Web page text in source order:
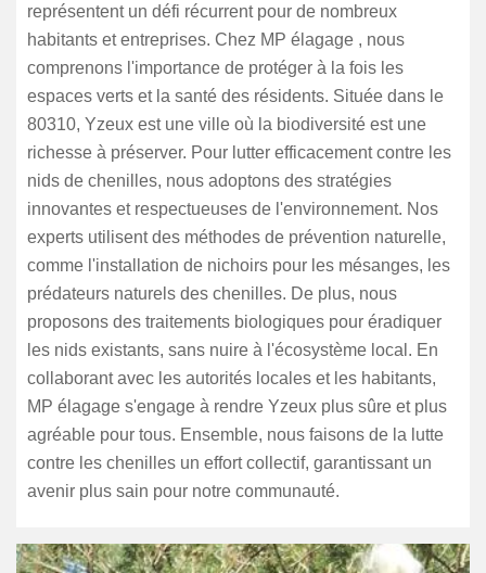
représentent un défi récurrent pour de nombreux
habitants et entreprises. Chez MP élagage , nous
comprenons l'importance de protéger à la fois les
espaces verts et la santé des résidents. Située dans le
80310, Yzeux est une ville où la biodiversité est une
richesse à préserver. Pour lutter efficacement contre les
nids de chenilles, nous adoptons des stratégies
innovantes et respectueuses de l'environnement. Nos
experts utilisent des méthodes de prévention naturelle,
comme l'installation de nichoirs pour les mésanges, les
prédateurs naturels des chenilles. De plus, nous
proposons des traitements biologiques pour éradiquer
les nids existants, sans nuire à l'écosystème local. En
collaborant avec les autorités locales et les habitants,
MP élagage s'engage à rendre Yzeux plus sûre et plus
agréable pour tous. Ensemble, nous faisons de la lutte
contre les chenilles un effort collectif, garantissant un
avenir plus sain pour notre communauté.